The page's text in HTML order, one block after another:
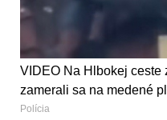
VIDEO Na Hlbokej ceste
zamerali sa na medené
Polícia